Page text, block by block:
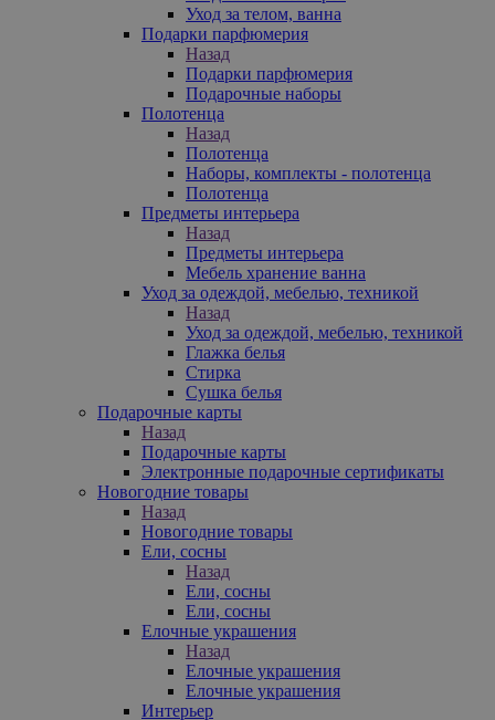
Уход за телом, ванна
Подарки парфюмерия
Назад
Подарки парфюмерия
Подарочные наборы
Полотенца
Назад
Полотенца
Наборы, комплекты - полотенца
Полотенца
Предметы интерьера
Назад
Предметы интерьера
Мебель хранение ванна
Уход за одеждой, мебелью, техникой
Назад
Уход за одеждой, мебелью, техникой
Глажка белья
Стирка
Сушка белья
Подарочные карты
Назад
Подарочные карты
Электронные подарочные сертификаты
Новогодние товары
Назад
Новогодние товары
Ели, сосны
Назад
Ели, сосны
Ели, сосны
Елочные украшения
Назад
Елочные украшения
Елочные украшения
Интерьер